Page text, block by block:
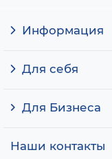
Информация
Для себя
Для Бизнеса
Наши контакты